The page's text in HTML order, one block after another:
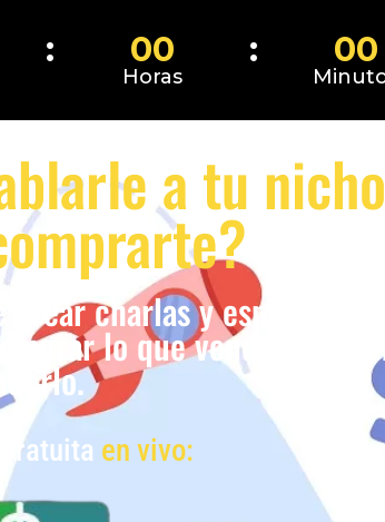
00
Horas
00
a tu
charlas y espacios de
lo que vendes, sin
en vivo: